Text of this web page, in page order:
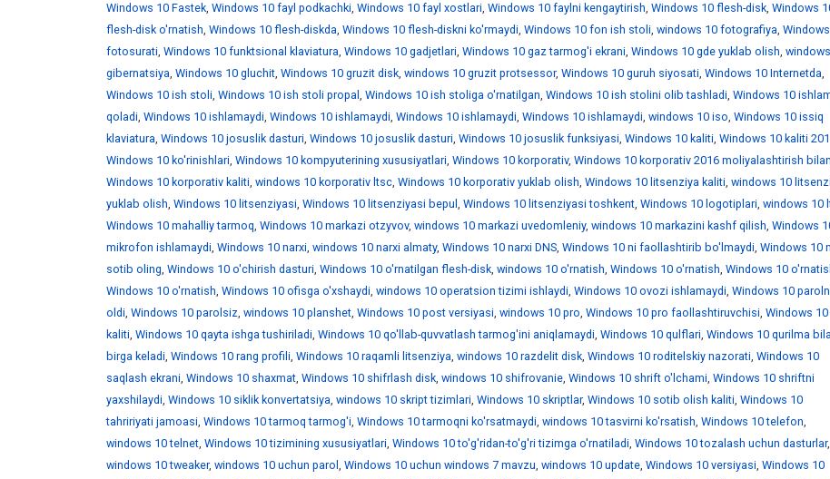
Windows 10 Fastek, Windows 10 fayl podkachki, Windows 10 fayl xostlari, Windows 10 faylni kengaytirish, Windows 10 flesh-disk, Windows
flesh-disk o'rnatish, Windows 10 flesh-diskda, Windows 10 flesh-diskni ko'rmaydi, Windows 10 fon ish stoli, windows 10 fotografiya,
fotosurati, Windows 10 funktsional klaviatura, Windows 10 gadjetlari, Windows 10 gaz tarmog'i ekrani, Windows 10 gde yuklab olish,
gibernatsiya, Windows 10 gluchit, Windows 10 gruzit disk, windows 10 gruzit protsessor, Windows 10 guruh siyosati, Windows 10 Internetda,
Windows 10 ish stoli, Windows 10 ish stoli propal , Windows 10 ish stoliga o'rnatilgan, Windows 10 ish stolini olib tashladi, Windows 10
qoladi, Windows 10 ishlamaydi, Windows 10 ishlamaydi, Windows 10 ishlamaydi, Windows 10 ishlamaydi, windows 10 iso, Windows 10 issiq
klaviatura, Windows 10 josuslik dasturi, Windows 10 josuslik dasturi, Windows 10 josuslik funksiyasi, Windows 10 kaliti, Windows 10 kaliti
Windows 10 ko'rinishlari, Windows 10 kompyuterining xususiyatlari, Windows 10 korporativ, Windows 10 korporativ 2016 moliyalashtirish bilan
Windows 10 korporativ kaliti, windows 10 korporativ ltsc, Windows 10 korporativ yuklab olish, Windows 10 litsenziya kaliti, windows 10
yuklab olish, Windows 10 litsenziyasi, Windows 10 litsenziyasi bepul , Windows 10 litsenziyasi toshkent, Windows 10 logotiplari, windows 10
Windows 10 mahalliy tarmoq, Windows 10 markazi otzyvov, windows 10 markazi uvedomleniy, windows 10 markazini kashf qilish, Windows
mikrofon ishlamaydi, Windows 10 narxi, windows 10 narxi almaty, Windows 10 narxi DNS, Windows 10 ni faollashtirib bo'lmaydi, Windows 10
sotib oling, Windows 10 o'chirish dasturi, Windows 10 o'rnatilgan flesh-disk, windows 10 o'rnatish, Windows 10 o'rnatish, Windows 10
Windows 10 o'rnatish, Windows 10 ofisga o'xshaydi, windows 10 operatsion tizimi ishlaydi, Windows 10 ovozi ishlamaydi, Windows 10
oldi, Windows 10 parolsiz, windows 10 planshet, Windows 10 post versiyasi, windows 10 pro, Windows 10 pro faollashtiruvchisi, Windows 10
kaliti, Windows 10 qayta ishga tushiriladi, Windows 10 qo'llab-quvvatlash tarmog'ini aniqlamaydi, Windows 10 qulflari, Windows 10 qurilma
birga keladi, Windows 10 rang profili, Windows 10 raqamli litsenziya, windows 10 razdelit disk, Windows 10 roditelskiy nazorati, Windows 10
saqlash ekrani, Windows 10 shaxmat, Windows 10 shifrlash disk, windows 10 shifrovanie, Windows 10 shrift o'lchami, Windows 10 shriftni
yaxshilaydi, Windows 10 siklik konvertatsiya, windows 10 skript tizimlari, Windows 10 skriptlar, Windows 10 sotib olish kaliti, Windows 10
tahririyati jamoasi, Windows 10 tarmoq tarmog'i, Windows 10 tarmoqni ko'rsatmaydi, windows 10 tasvirni ko'rsatish, Windows 10 telefon,
windows 10 telnet, Windows 10 tizimining xususiyatlari, Windows 10 to'g'ridan-to'g'ri tizimga o'rnatiladi, Windows 10 tozalash uchun dasturlar,
windows 10 tweaker, windows 10 uchun parol , Windows 10 uchun windows 7 mavzu, windows 10 update, Windows 10 versiyasi, Windows 10